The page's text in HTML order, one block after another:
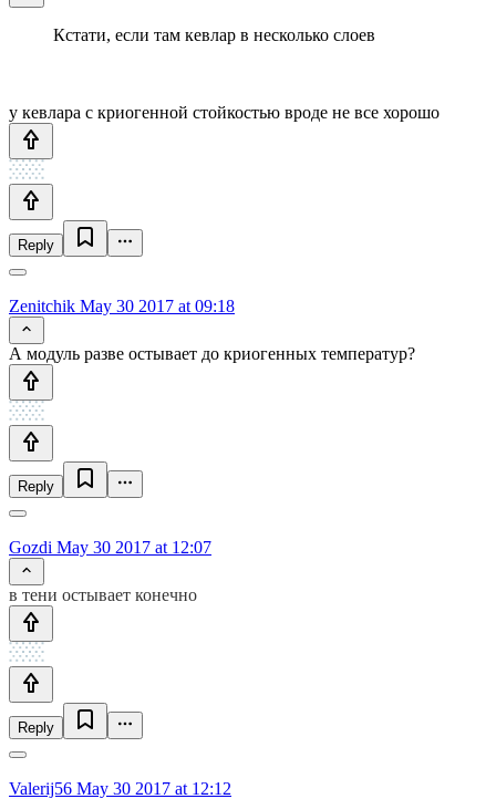
Кстати, если там кевлар в несколько слоев
у кевлара с криогенной стойкостью вроде не все хорошо
Reply
Zenitchik May 30 2017 at 09:18
А модуль разве остывает до криогенных температур?
Reply
Gozdi May 30 2017 at 12:07
в тени остывает конечно
Reply
Valerij56 May 30 2017 at 12:12